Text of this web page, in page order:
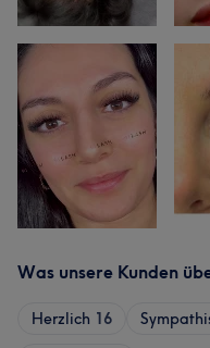
Was unsere Kunden
Herzlich 16